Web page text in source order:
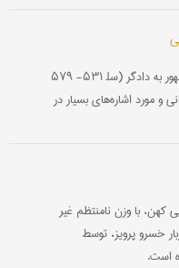
خُسْرو اَنوشیرَوان، خسرو اول انوشیروان، مشهور به دادگر (سل‍‌ ۵۳۱- ۵۷۹
و مورد اشاره‌های بسیار در
با وزن نامنتظم غیر
خسرو پرویز، توسط
است.